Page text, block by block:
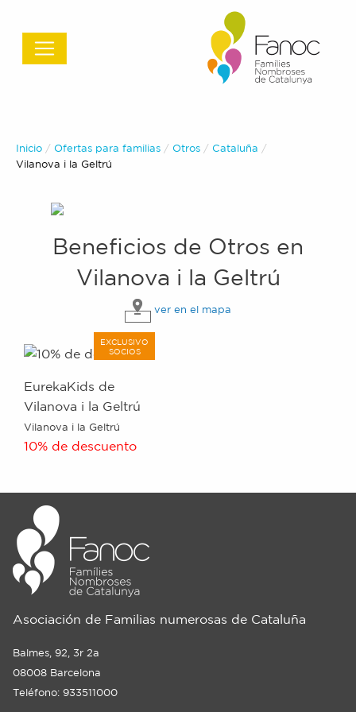
Inicio Ofertas para familias Otros
Cataluña
Actual:
Vilanova i la Geltrú
Beneficios de Otros en
Vilanova i la Geltrú
ver en el mapa
EXCLUSIVO
SOCIOS
EurekaKids de
Vilanova i la Geltrú
Vilanova i la Geltrú
10% de descuento
Asociación de Familias numerosas de Cataluña
Balmes, 92, 3r 2a
08008 Barcelona
Teléfono: 933511000